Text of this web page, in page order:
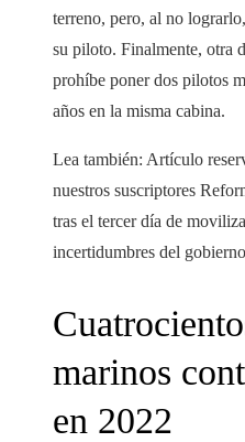
terreno, pero, al no
su piloto. Finalmente, otra
prohíbe poner dos pilotos
años en la misma cabina.
Lea también: Artículo
nuestros suscriptores
tras el tercer día de
incertidumbres del gobierno
marinos
en 2022